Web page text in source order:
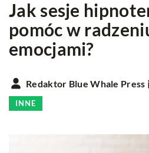
Jak sesje
pomóc w
emocjami?
Redaktor Blue Whale Press
INNE